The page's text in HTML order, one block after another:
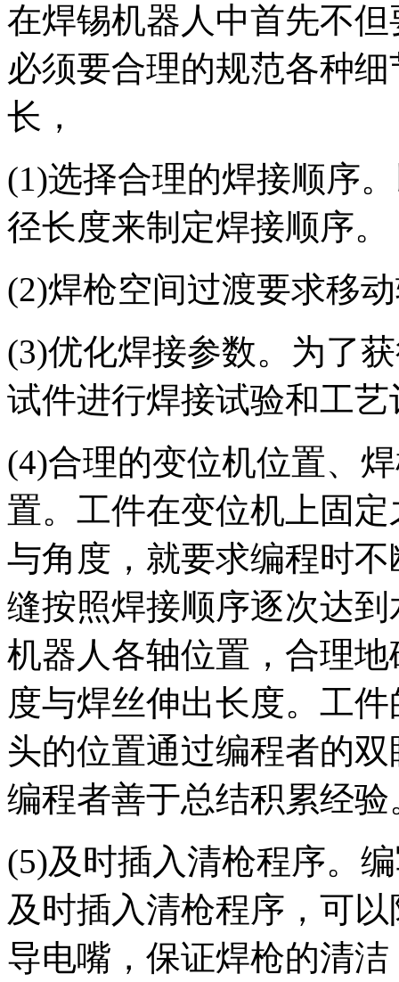
在焊锡机器人中首先不
必须要合理的规范各种
长，
(1)选择合理的焊接顺序
径长度来制定焊接顺序。
(2)焊枪空间过渡要求移
(3)优化焊接参数。为了
试件进行焊接试验和工艺
(4)合理的变位机位置、
置。工件在变位机上固
与角度，就要求编程时
缝按照焊接顺序逐次达
机器人各轴位置，合理
度与焊丝伸出长度。工
头的位置通过编程者的
编程者善于总结积累经验
(5)及时插入清枪程序。
及时插入清枪程序，可
导电嘴，保证焊枪的清